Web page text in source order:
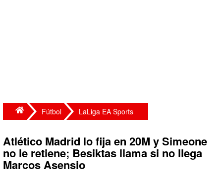
Fútbol LaLiga EA Sports
Atlético Madrid lo fija en 20M y Simeone
no le retiene; Besiktas llama si no llega
Marcos Asensio